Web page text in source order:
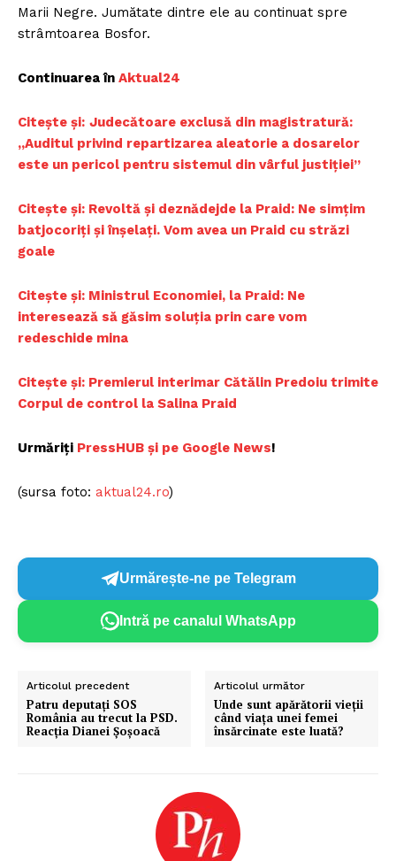
Marii Negre. Jumătate dintre ele au continuat spre
strâmtoarea Bosfor.
Continuarea în Aktual24
Citește și: Judecătoare exclusă din magistratură:
„Auditul privind repartizarea aleatorie a dosarelor
este un pericol pentru sistemul din vârful justiției”
Citește și: Revoltă și deznădejde la Praid: Ne simțim
batjocoriți și înșelați. Vom avea un Praid cu străzi
goale
Citește și: Ministrul Economiei, la Praid: Ne
interesează să găsim soluţia prin care vom
redeschide mina
Citește și: Premierul interimar Cătălin Predoiu trimite
Corpul de control la Salina Praid
Urmăriți PressHUB și pe Google News!
(sursa foto: aktual24.ro)
Urmărește-ne pe Telegram
Intră pe canalul WhatsApp
Articolul precedent
Patru deputați SOS
România au trecut la PSD.
Reacția Dianei Șoșoacă
Articolul următor
Unde sunt apărătorii vieții
când viața unei femei
însărcinate este luată?